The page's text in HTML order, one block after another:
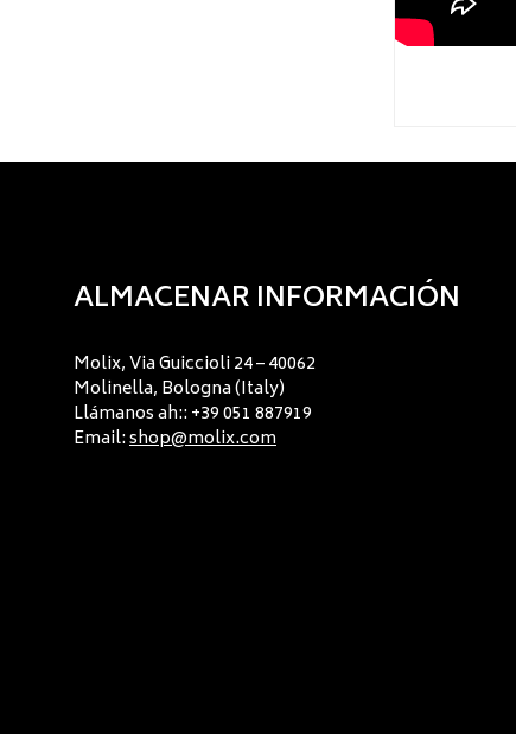
ALMACENAR INFORMACIÓN
Molix, Via Guiccioli 24 – 40062
Molinella, Bologna (Italy)
Llámanos ah:: +39 051 887919
Email:shop@molix.com